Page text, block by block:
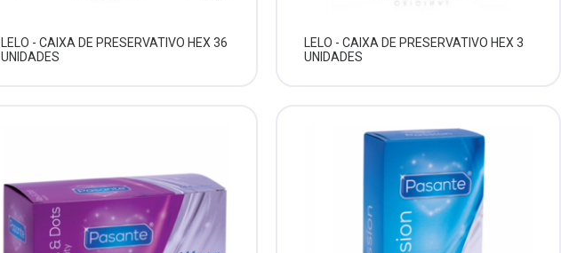
LELO - CAIXA DE PRESERVATIVO HEX 36
UNIDADES
LELO - CAIXA DE PRESERVATIVO HEX 3
UNIDADES